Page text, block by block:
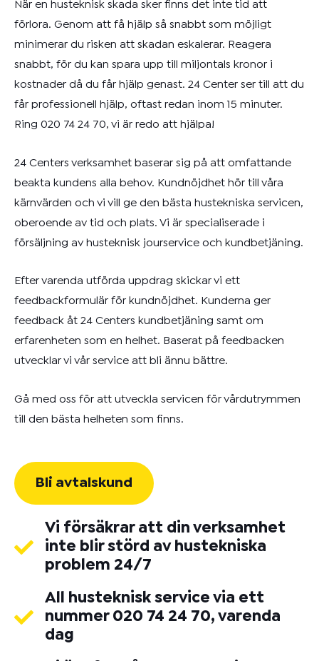
När en husteknisk skada sker finns det inte tid att
förlora. Genom att få hjälp så snabbt som möjligt
minimerar du risken att skadan eskalerar. Reagera
snabbt, för du kan spara upp till miljontals kronor i
kostnader då du får hjälp genast. 24 Center ser till att du
får professionell hjälp, oftast redan inom 15 minuter.
Ring 020 74 24 70, vi är redo att hjälpa!
24 Centers verksamhet baserar sig på att omfattande
beakta kundens alla behov. Kundnöjdhet hör till våra
kärnvärden och vi vill ge den bästa hustekniska servicen,
oberoende av tid och plats. Vi är specialiserade i
försäljning av husteknisk jourservice och kundbetjäning.
Efter varenda utförda uppdrag skickar vi ett
feedbackformulär för kundnöjdhet. Kunderna ger
feedback åt 24 Centers kundbetjäning samt om
erfarenheten som en helhet. Baserat på feedbacken
utvecklar vi vår service att bli ännu bättre.
Gå med oss för att utveckla servicen för vårdutrymmen
till den bästa helheten som finns.
Bli avtalskund
Vi försäkrar att din verksamhet
inte blir störd av hustekniska
problem 24/7
All husteknisk service via ett
nummer 020 74 24 70, varenda
dag